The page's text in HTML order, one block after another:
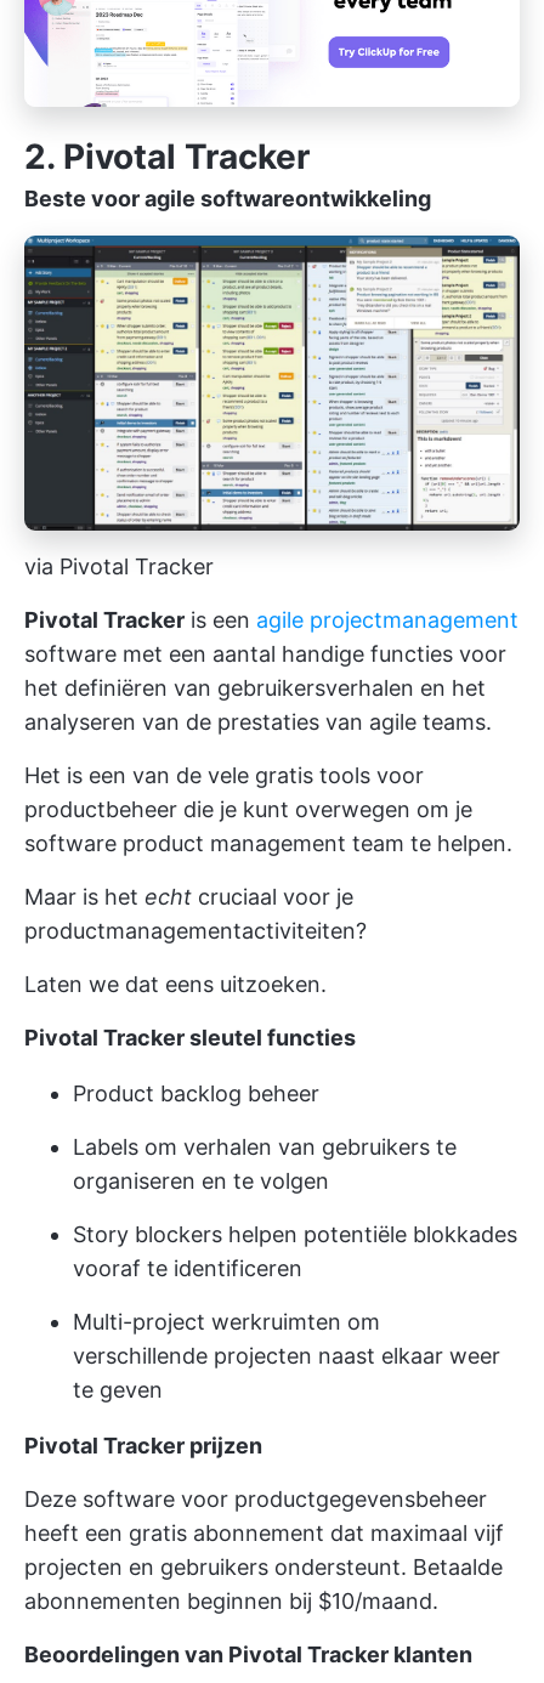
2. Pivotal Tracker
Beste voor agile softwareontwikkeling
via Pivotal Tracker
Pivotal Tracker is een agile projectmanagement
software met een aantal handige functies voor
het definiëren van gebruikersverhalen en het
analyseren van de prestaties van agile teams.
Het is een van de vele gratis tools voor
productbeheer die je kunt overwegen om je
software product management team te helpen.
Maar is het echt cruciaal voor je
productmanagementactiviteiten?
Laten we dat eens uitzoeken.
Pivotal Tracker sleutel functies
Product backlog beheer
Labels om verhalen van gebruikers te
organiseren en te volgen
Story blockers helpen potentiële blokkades
vooraf te identificeren
Multi-project werkruimten om
verschillende projecten naast elkaar weer
te geven
Pivotal Tracker prijzen
Deze software voor productgegevensbeheer
heeft een gratis abonnement dat maximaal vijf
projecten en gebruikers ondersteunt. Betaalde
abonnementen beginnen bij $10/maand.
Beoordelingen van Pivotal Tracker klanten